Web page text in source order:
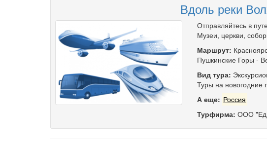
Вдоль реки
Отправляйтесь в
Музеи, церкви,
Маршрут:
Пушкинские Горы -
Вид тура:
Туры на новогодние
А еще: Россия
Турфирма: ООО